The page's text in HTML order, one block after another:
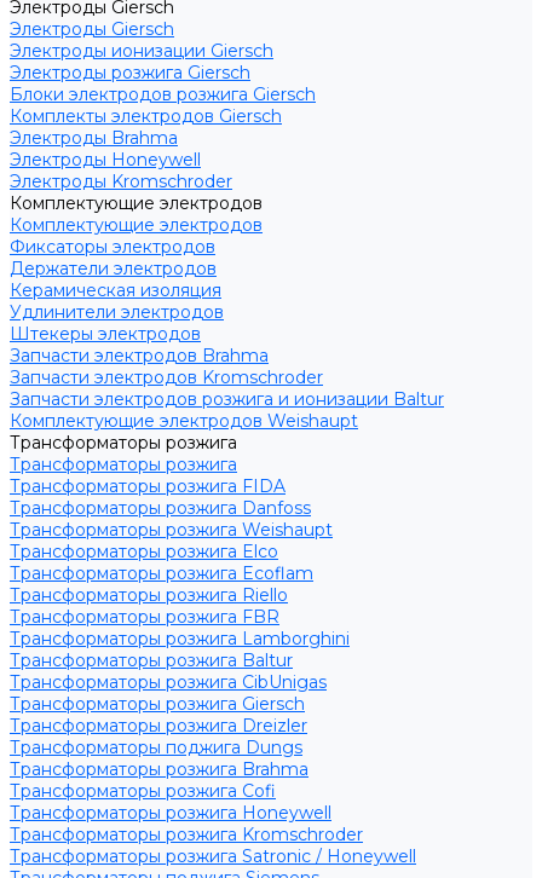
Электроды Giersch
Электроды Giersch
Электроды ионизации Giersch
Электроды розжига Giersch
Блоки электродов розжига Giersch
Комплекты электродов Giersch
Электроды Brahma
Электроды Honeywell
Электроды Kromschroder
Комплектующие электродов
Комплектующие электродов
Фиксаторы электродов
Держатели электродов
Керамическая изоляция
Удлинители электродов
Штекеры электродов
Запчасти электродов Brahma
Запчасти электродов Kromschroder
Запчасти электродов розжига и ионизации Baltur
Комплектующие электродов Weishaupt
Трансформаторы розжига
Трансформаторы розжига
Трансформаторы розжига FIDA
Трансформаторы розжига Danfoss
Трансформаторы розжига Weishaupt
Трансформаторы розжига Elco
Трансформаторы розжига Ecoflam
Трансформаторы розжига Riello
Трансформаторы розжига FBR
Трансформаторы розжига Lamborghini
Трансформаторы розжига Baltur
Трансформаторы розжига CibUnigas
Трансформаторы розжига Giersch
Трансформаторы розжига Dreizler
Трансформаторы поджига Dungs
Трансформаторы розжига Brahma
Трансформаторы розжига Cofi
Трансформаторы розжига Honeywell
Трансформаторы розжига Kromschroder
Трансформаторы розжига Satronic / Honeywell